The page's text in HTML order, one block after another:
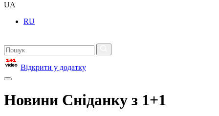
UA
RU
Відкрити у додатку
Новини Сніданку з 1+1